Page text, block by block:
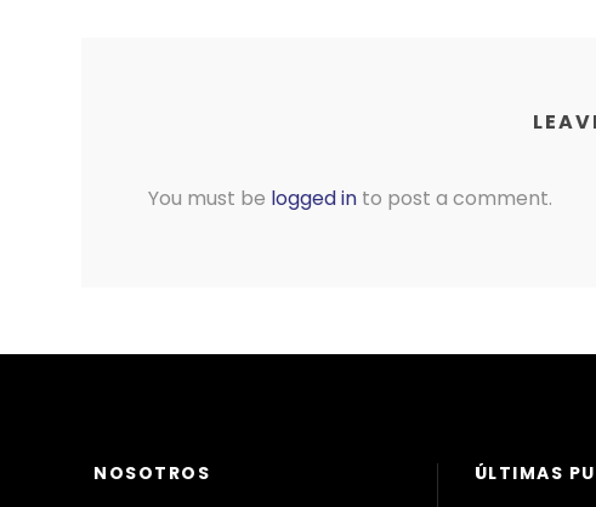
You must be logged in to post a comment.
NOSOTROS ÚLTIMAS